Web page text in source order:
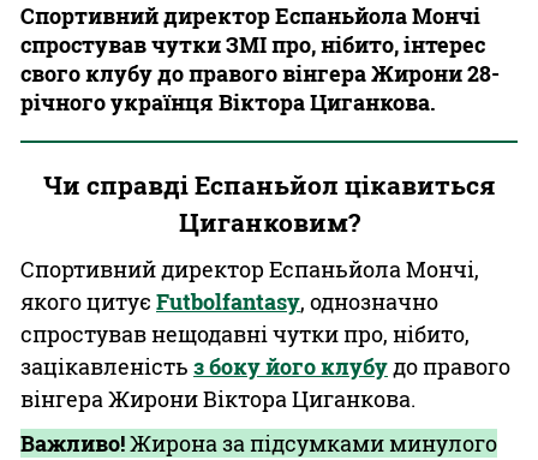
Спортивний директор Еспаньйола Мончі
спростував чутки ЗМІ про, нібито, інтерес
свого клубу до правого вінгера Жирони 28-
річного українця Віктора Циганкова.
Чи справді Еспаньйол цікавиться
Циганковим?
Спортивний директор Еспаньйола Мончі,
якого цитує Futbolfantasy, однозначно
спростував нещодавні чутки про, нібито,
зацікавленість з боку його клубудо правого
вінгера Жирони Віктора Циганкова.
Важливо!Жирона за підсумками минулого